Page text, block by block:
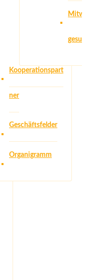
Kooperationspart
ner
Geschäftsfelder
Organigramm